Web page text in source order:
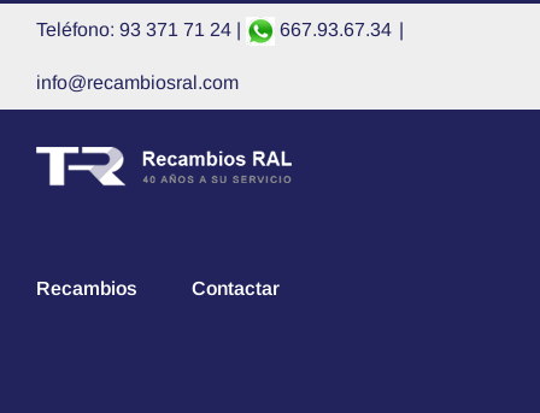
Saltar
Teléfono: 93 371 71 24 | 667.93.67.34 |
info@recambiosral.com
Recambios Contactar